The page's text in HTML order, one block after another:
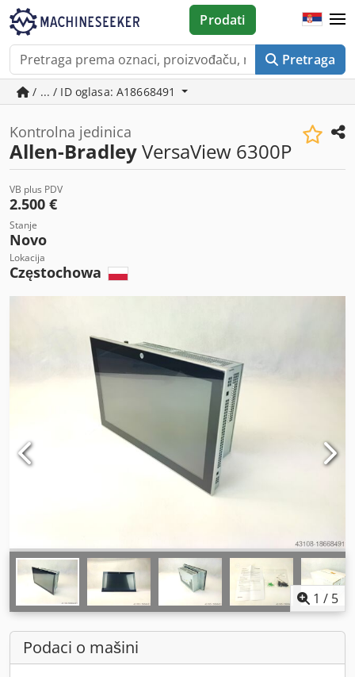
Pretraga
Prodati
/ ... / ID oglasa: A18668491
Kontrolna jedinica
Allen-BradleyVersaView 6300P
VB plus PDV
2.500 €
Stanje
Novo
Lokacija
Częstochowa
1 / 5
Podaci o mašini